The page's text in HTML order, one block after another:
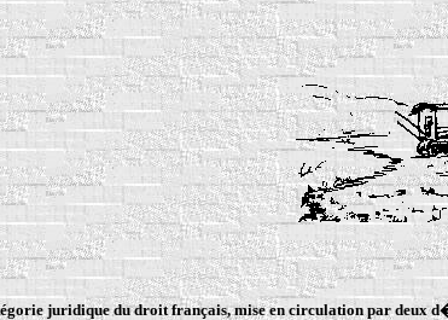
juridique du droit français, mise en circulation par